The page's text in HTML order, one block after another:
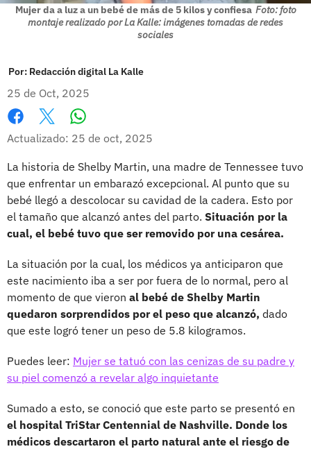
Mujer da a luz a un bebé de más de 5 kilos y confiesa Foto: foto
montaje realizado por La Kalle: imágenes tomadas de redes
sociales
Por: Redacción digital La Kalle
25 de Oct, 2025
Facebook
X
Actualizado: 25 de oct, 2025
La historia de Shelby Martin, una madre de Tennessee tuvo
que enfrentar un embarazó excepcional. Al punto que su
bebé llegó a descolocar su cavidad de la cadera. Esto por
el tamaño que alcanzó antes del parto. Situación por la
cual, el bebé tuvo que ser removido por una cesárea.
La situación por la cual, los médicos ya anticiparon que
este nacimiento iba a ser por fuera de lo normal, pero al
momento de que vieron al bebé de Shelby Martin
quedaron sorprendidos por el peso que alcanzó, dado
que este logró tener un peso de 5.8 kilogramos.
Puedes leer: Mujer se tatuó con las cenizas de su padre y
su piel comenzó a revelar algo inquietante
Sumado a esto, se conoció que este parto se presentó en
el hospital TriStar Centennial de Nashville. Donde los
médicos descartaron el parto natural ante el riesgo de